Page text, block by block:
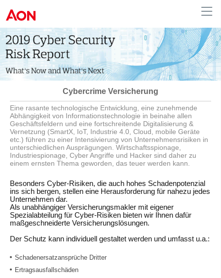
Austria
Cybercrime Versicherung
Eine rasante technologische Entwicklung, eine zunehmende
Abhängigkeit von Informationstechnologie in beinahe allen
Geschäftsfeldern und eine fortschreitende Digitalisierung &
Vernetzung (SmartX, IoT, Industrie 4.0, Cloud, mobile Geräte
etc.) führen zu einer Intensivierung von Unternehmensrisiken in
unterschiedlichen Ausprägungen. Wirtschaftsspionage,
Industriespionage, Cyber Angriffe und Hacker sind daher zu
einem ernsten Thema geworden, das teuer werden kann.
Besonders Cyber-Risiken, die auch hohes Schadenpotenzial
ins sich bergen, stellen eine Herausforderung für nahezu jedes
Unternehmen dar.
Als unabhängiger Versicherungsmakler mit eigener
Spezialabteilung für Cyber-Risiken bieten wir Ihnen dafür
maßgeschneiderte Versicherungslösungen.
Der Schutz kann individuell gestaltet werden und umfasst u.a.:
Schadenersatzansprüche Dritter
Ertragsausfallschäden